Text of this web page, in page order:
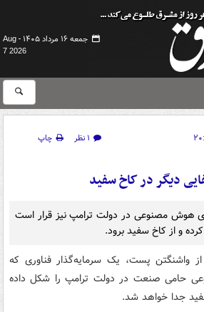
جمعه ۱۶ مرداد ۱۴۰۵ -
Aug
7 2026
۱ نظر
چاپ
دیگر در کاخ سفید
هوش مصنوعی در دولت ترامپ نیز قرار است
و از کاخ سفید برود.
واشنگتن پست، یک سرمایه‌گذار فناوری که
حامی صنعت در دولت ترامپ را شکل داده
جدا خواهد شد.